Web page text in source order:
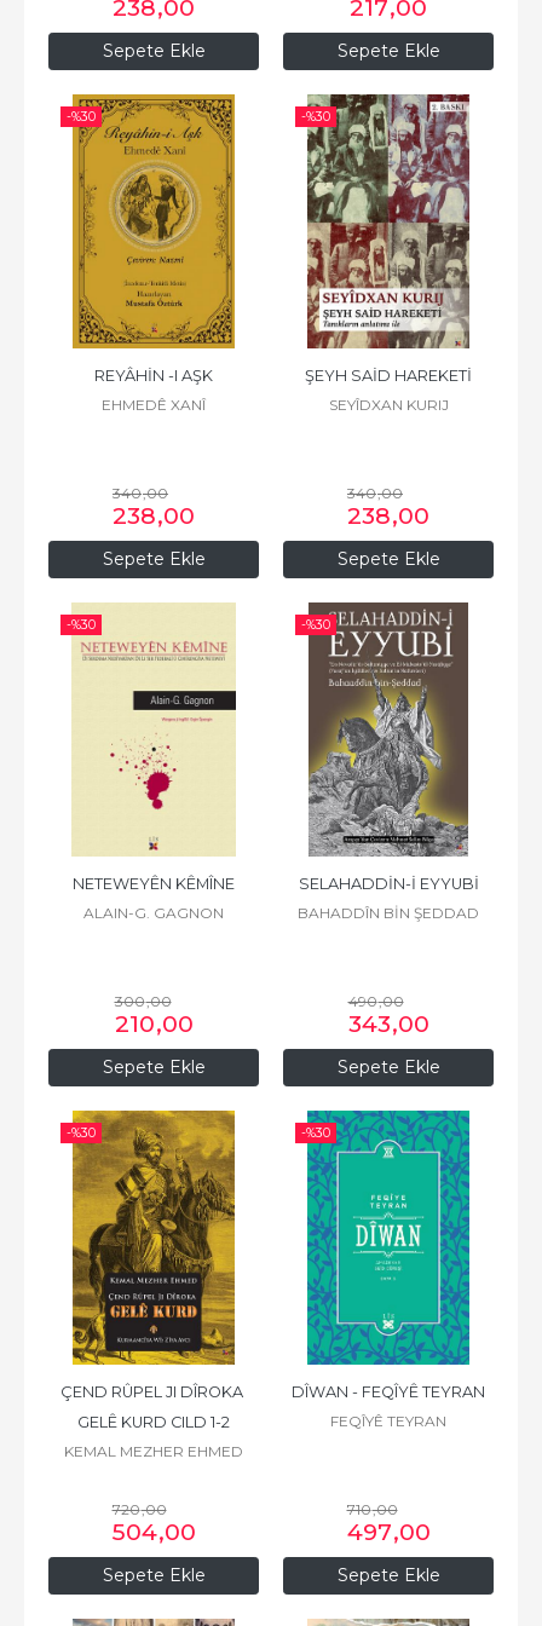
Sepete Ekle
238,00
Sepete Ekle
217,00
-%30
Sepete Ekle
REYÂHİN -I AŞK
EHMEDÊ XANÎ
340,00
238,00
-%30
Sepete Ekle
ŞEYH SAİD HAREKETİ
SEYÎDXAN KURIJ
340,00
238,00
-%30
Sepete Ekle
NETEWEYÊN KÊMÎNE
ALAIN-G. GAGNON
300,00
210,00
-%30
Sepete Ekle
SELAHADDİN-İ EYYUBİ
BAHADDÎN BİN ŞEDDAD
490,00
343,00
-%30
Sepete Ekle
ÇEND RÛPEL JI DÎROKA
GELÊ KURD CILD 1-2
KEMAL MEZHER EHMED
720,00
504,00
-%30
Sepete Ekle
DÎWAN - FEQÎYÊ TEYRAN
FEQÎYÊ TEYRAN
710,00
497,00